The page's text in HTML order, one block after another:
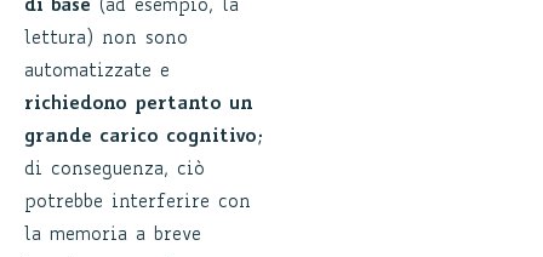
di base (ad esempio, la
lettura) non sono
automatizzate e
richiedono pertanto un
grande carico cognitivo ;
di conseguenza, ciò
potrebbe interferire con
la memoria a breve